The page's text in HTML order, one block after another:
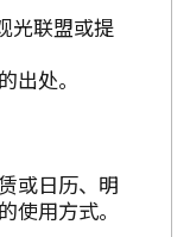
光联盟或提
出处。
或日历、明
使用方式。